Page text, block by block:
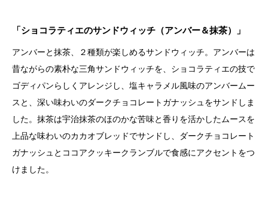
「ショコラティエのサンドウィッチ（アンバー＆抹茶）」
アンバーと抹茶、２種類が楽しめるサンドウィッチ。アンバーは
昔ながらの素朴な三角サンドウィッチを、ショコラティエの技で
ゴディパンらしくアレンジし、塩キャラメル風味のアンバームー
スと、深い味わいのダークチョコレートガナッシュをサンドしま
した。抹茶は宇治抹茶のほのかな苦味と香りを活かしたムースを
上品な味わいのカカオブレッドでサンドし、ダークチョコレート
ガナッシュとココアクッキークランブルで食感にアクセントをつ
けました。